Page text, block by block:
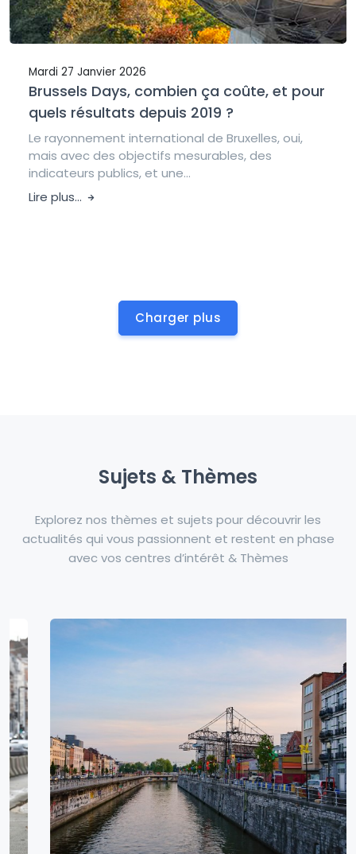
Mardi 27 Janvier 2026
Brussels Days, combien ça coûte, et pour
quels résultats depuis 2019 ?
Le rayonnement international de Bruxelles, oui,
mais avec des objectifs mesurables, des
indicateurs publics, et une...
Lire plus...
Charger plus
Sujets & Thèmes
Explorez nos thèmes et sujets pour découvrir les
actualités qui vous passionnent et restent en phase
avec vos centres d’intérêt & Thèmes